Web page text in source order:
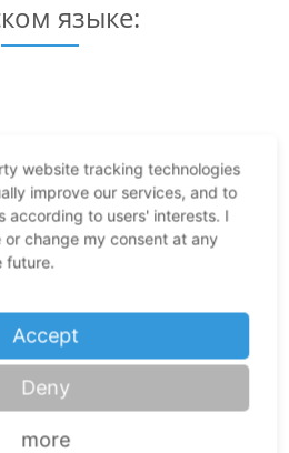
языке:
website tracking technologies
improve our services, and to
according to users' interests. I
change my consent at any
future.
Accept
Deny
more